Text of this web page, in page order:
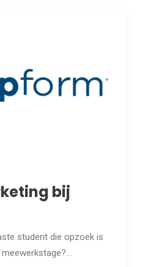
bij
student die opzoek is